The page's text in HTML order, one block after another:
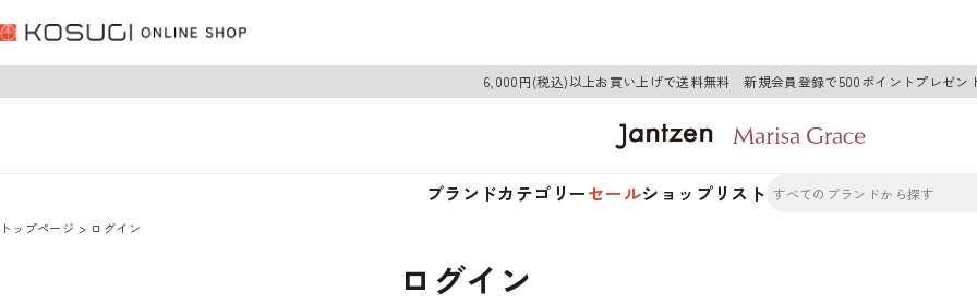
6,000円(税込)以上お買い上げで送料無料 新規会員登録で500ポイントプレゼン
ブランドカテゴリーセールショップリスト
トップページ ログイン
ログイン